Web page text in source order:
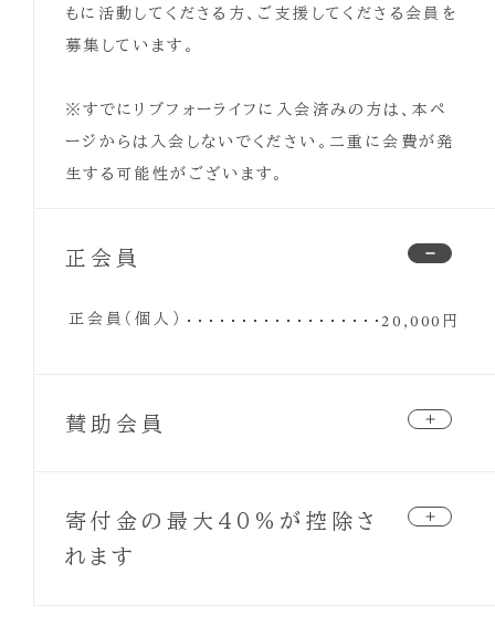
もに活動してくださる方、ご支援してくださる会員を
募集しています。
※すでにリブフォーライフに入会済みの方は、本ペ
ージからは入会しないでください。二重に会費が発
生する可能性がございます。
正会員
正会員（個人） 20,000円
賛助会員
学生＆サポーター会員
3,000円
企業／法人会員（一口）
寄付金の最大40％が控除さ
れます